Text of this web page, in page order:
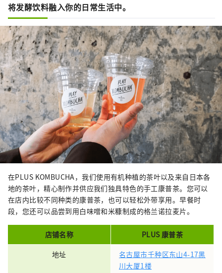
将发酵饮料融入你的日常生活中。
在PLUS KOMBUCHA，我们使用有机种植的茶叶以及来自日本各
地的茶叶，精心制作并供应我们独具特色的手工康普茶。您可以
在店内比较不同种类的康普茶，也可以轻松外带享用。早餐时
段，您还可以品尝到用白味噌和米糠制成的格兰诺拉麦片。
店铺名称
PLUS 康普茶
地址
名古屋市千种区东山4-17黑
川大厦1楼